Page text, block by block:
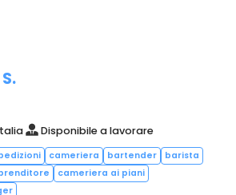
Disponibile a lavorare
cameriera bartender
barista
cameriera ai piani